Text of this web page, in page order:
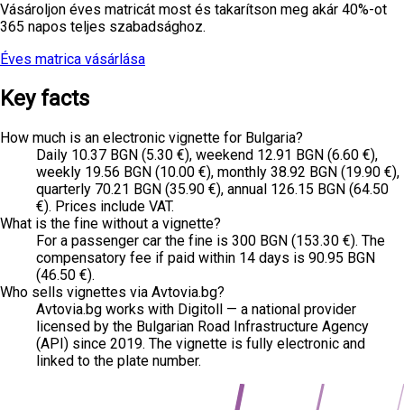
Vásároljon éves matricát most és takarítson meg akár 40%-ot
365 napos teljes szabadsághoz.
Éves matrica vásárlása
Key facts
How much is an electronic vignette for Bulgaria?
Daily 10.37 BGN (5.30 €), weekend 12.91 BGN (6.60 €),
weekly 19.56 BGN (10.00 €), monthly 38.92 BGN (19.90 €),
quarterly 70.21 BGN (35.90 €), annual 126.15 BGN (64.50
€). Prices include VAT.
What is the fine without a vignette?
For a passenger car the fine is 300 BGN (153.30 €). The
compensatory fee if paid within 14 days is 90.95 BGN
(46.50 €).
Who sells vignettes via Avtovia.bg?
Avtovia.bg works with Digitoll — a national provider
licensed by the Bulgarian Road Infrastructure Agency
(API) since 2019. The vignette is fully electronic and
linked to the plate number.